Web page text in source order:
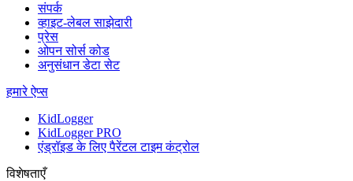
संपर्क
व्हाइट-लेबल साझेदारी
प्रेस
ओपन सोर्स कोड
अनुसंधान डेटा सेट
हमारे ऐप्स
KidLogger
KidLogger PRO
एंड्रॉइड के लिए पैरेंटल टाइम कंट्रोल
विशेषताएँ